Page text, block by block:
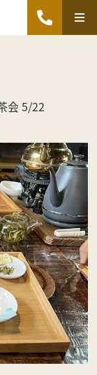
会 5/22